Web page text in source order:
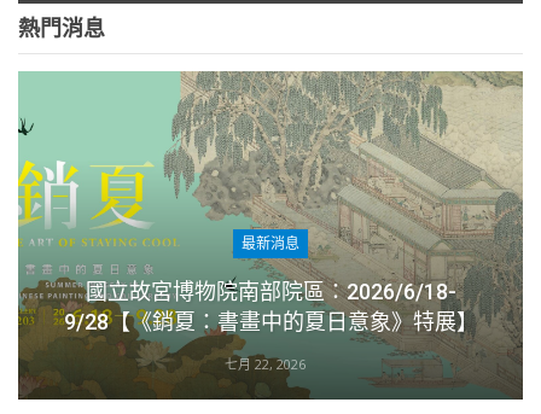
熱門消息
最新消息
國立故宮博物院南部院區：2026/6/18-
9/28【《銷夏：書畫中的夏日意象》特展】
七月 22, 2026